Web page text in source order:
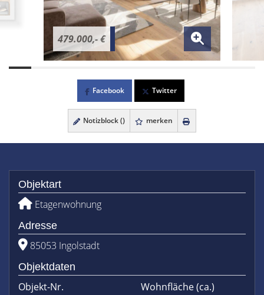
479.000,- €
Facebook Twitter
Notizblock () merken
Objektart
Etagenwohnung
Adresse
85053 Ingolstadt
Objektdaten
Objekt-Nr.
Wohnfläche(ca.)